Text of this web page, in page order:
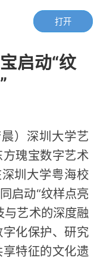
启动“纹
）深圳大学艺
瑰宝数字艺术
圳大学粤海校
启动“纹样点亮
与艺术的深度融
化保护、研究
特征的文化遗
打开